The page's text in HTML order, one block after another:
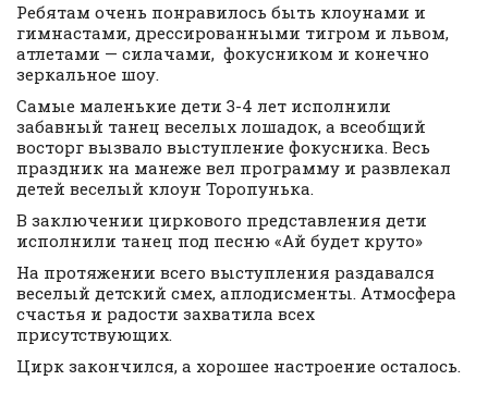
Ребятам очень понравилось быть клоунами и
гимнастами, дрессированными тигром и львом,
атлетами — силачами, фокусником и конечно
зеркальное шоу.
Самые маленькие дети 3-4 лет исполнили
забавный танец веселых лошадок, а всеобщий
восторг вызвало выступление фокусника. Весь
праздник на манеже вел программу и развлекал
детей веселый клоун Торопунька.
В заключении циркового представления дети
исполнили танец под песню «Ай будет круто»
На протяжении всего выступления раздавался
веселый детский смех, аплодисменты. Атмосфера
счастья и радости захватила всех
присутствующих.
Цирк закончился, а хорошее настроение осталось.